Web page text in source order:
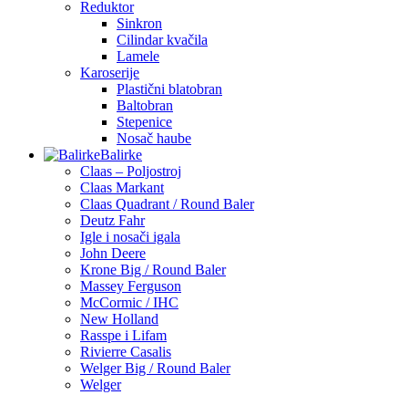
Reduktor
Sinkron
Cilindar kvačila
Lamele
Karoserije
Plastični blatobran
Baltobran
Stepenice
Nosač haube
Balirke
Claas – Poljostroj
Claas Markant
Claas Quadrant / Round Baler
Deutz Fahr
Igle i nosači igala
John Deere
Krone Big / Round Baler
Massey Ferguson
McCormic / IHC
New Holland
Rasspe i Lifam
Rivierre Casalis
Welger Big / Round Baler
Welger